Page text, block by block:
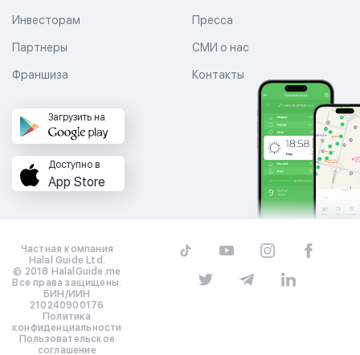
Пресса
СМИ о нас
Контакты
Инвесторам
Партнеры
Франшиза
Загрузить на
Доступно в
App Store
Частная компания
Halal Guide Ltd.
© 2018 HalalGuide.me
Все права защищены.
БИН/ИИН
210240900176
Политика
конфиденциальности
Пользовательское
соглашение